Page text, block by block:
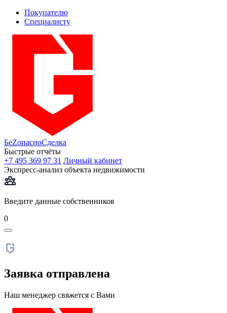
Покупателю
Специалисту
БеZопасноСделка
Быстрые отчёты
+7 495 369 97 31 Личный кабинет
Экспресс-анализ объекта недвижимости
Введите данные собственников
0
Заявка отправлена
Наш менеджер свяжется с Вами